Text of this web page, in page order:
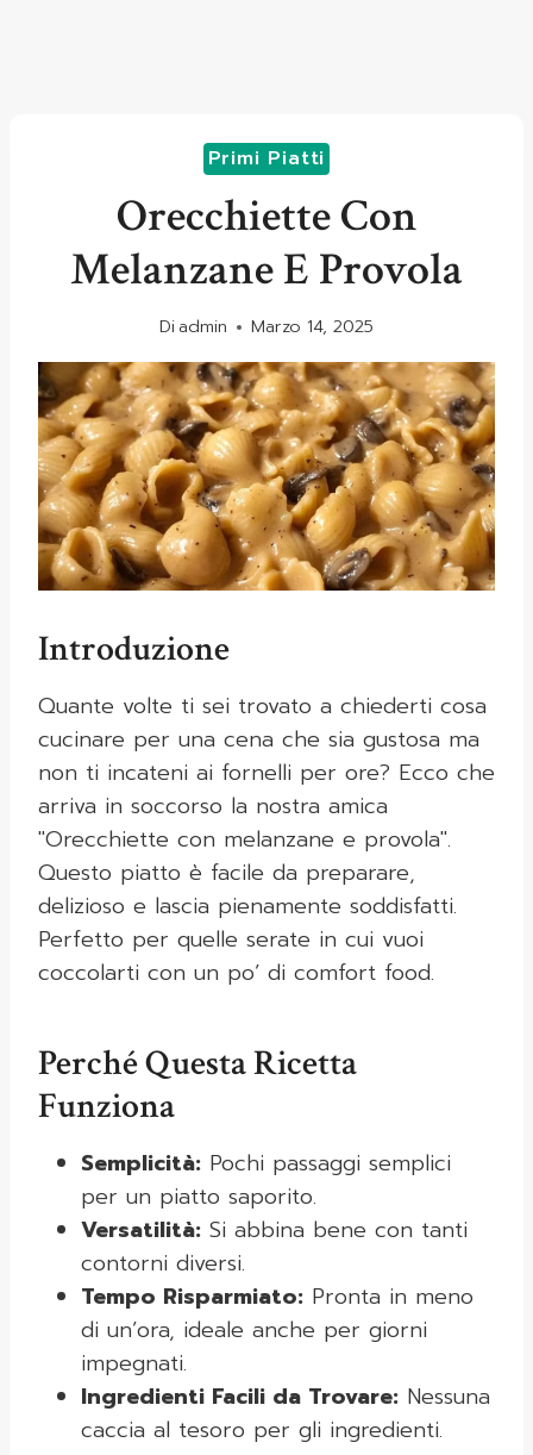
Primi Piatti
Orecchiette Con
Melanzane E Provola
Diadmin Marzo 14, 2025
Introduzione
Quante volte ti sei trovato a chiederti cosa
cucinare per una cena che sia gustosa ma
non ti incateni ai fornelli per ore? Ecco che
arriva in soccorso la nostra amica
"Orecchiette con melanzane e provola".
Questo piatto è facile da preparare,
delizioso e lascia pienamente soddisfatti.
Perfetto per quelle serate in cui vuoi
coccolarti con un po’ di comfort food.
Perché Questa Ricetta
Funziona
Semplicità: Pochi passaggi semplici
per un piatto saporito.
Versatilità: Si abbina bene con tanti
contorni diversi.
Tempo Risparmiato: Pronta in meno
di un’ora, ideale anche per giorni
impegnati.
Ingredienti Facili da Trovare: Nessuna
caccia al tesoro per gli ingredienti.